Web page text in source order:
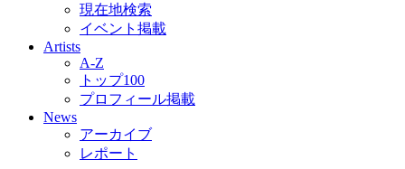
現在地検索
イベント掲載
Artists
A-Z
トップ100
プロフィール掲載
News
アーカイブ
レポート